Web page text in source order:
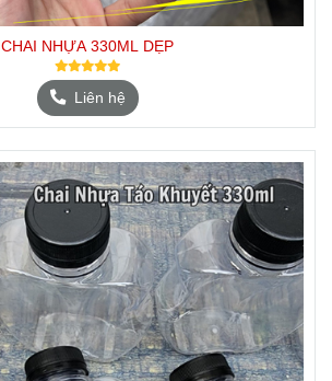
CHAI NHỰA 330ML DẸP
Liên hệ